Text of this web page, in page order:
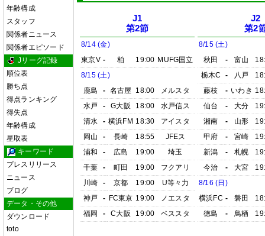
年齢構成
スタッフ
関係者ニュース
関係者エピソード
Jリーグ記録
順位表
勝ち点
得点ランキング
得失点
年齢構成
星取表
キーワード
プレスリリース
ニュース
ブログ
データ・その他
ダウンロード
toto
J1
第2節
8/14 (金)
東京V - 柏 19:00 MUFG国立
8/15 (土)
鹿島
- 名古屋 18:00
メルスタ
水戸
- G大阪 18:00
水戸信ス
清水
- 横浜FM 18:30
アイスタ
岡山
- 長崎 18:55
JFEス
浦和
- 広島 19:00
埼玉
千葉
- 町田 19:00
フクアリ
川崎
- 京都 19:00
U等々力
神戸
- FC東京 19:00
ノエスタ
福岡
- C大阪 19:00 ベススタ
J2
第2
8/15 (土)
秋田
- 富山
栃木C
- 八戸
藤枝
- いわき
仙台
- 大分
湘南
- 山形
甲府
- 宮崎
新潟
- 札幌
今治
- 大宮
8/16 (日)
横浜FC - 磐田
徳島
- 鳥栖